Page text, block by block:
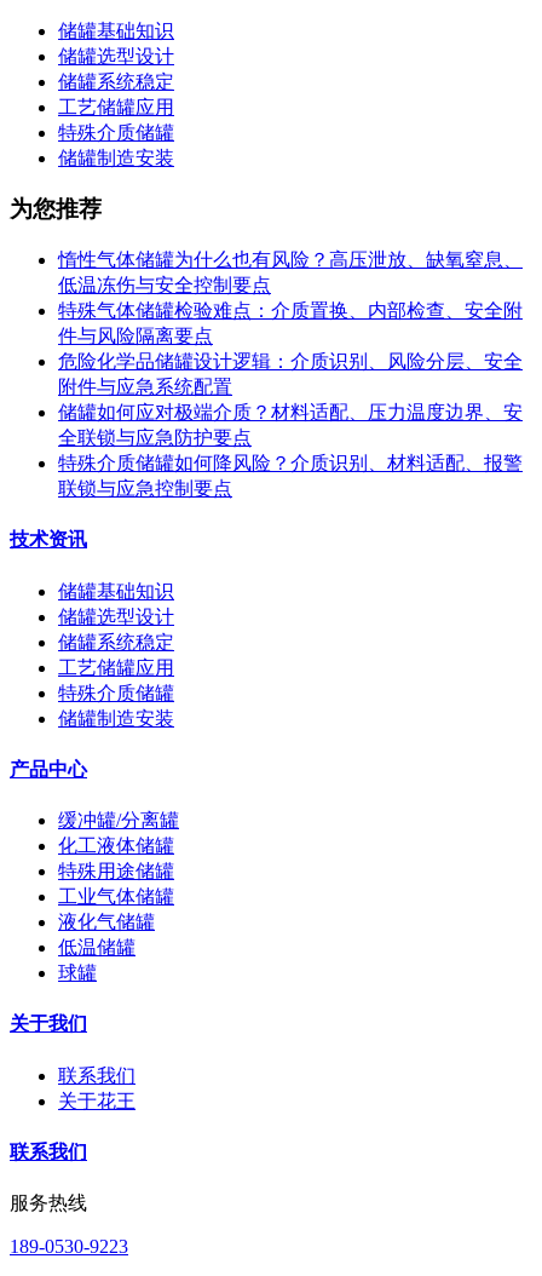
储罐基础知识
储罐选型设计
储罐系统稳定
工艺储罐应用
特殊介质储罐
储罐制造安装
为您推荐
惰性气体储罐为什么也有风险？高压泄放、缺氧窒息、
低温冻伤与安全控制要点
特殊气体储罐检验难点：介质置换、内部检查、安全附
件与风险隔离要点
危险化学品储罐设计逻辑：介质识别、风险分层、安全
附件与应急系统配置
储罐如何应对极端介质？材料适配、压力温度边界、安
全联锁与应急防护要点
特殊介质储罐如何降风险？介质识别、材料适配、报警
联锁与应急控制要点
技术资讯
储罐基础知识
储罐选型设计
储罐系统稳定
工艺储罐应用
特殊介质储罐
储罐制造安装
产品中心
缓冲罐/分离罐
化工液体储罐
特殊用途储罐
工业气体储罐
液化气储罐
低温储罐
球罐
关于我们
联系我们
关于花王
联系我们
服务热线
189-0530-9223